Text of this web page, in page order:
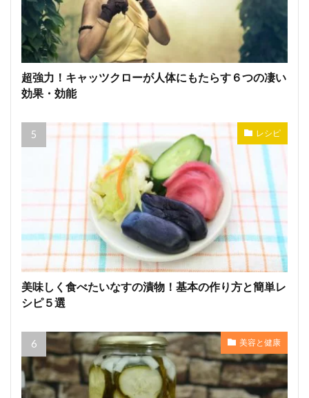
超強力！キャッツクローが人体にもたらす６つの凄い
効果・効能
レシピ
美味しく食べたいなすの漬物！基本の作り方と簡単レ
シピ５選
美容と健康